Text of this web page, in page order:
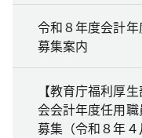
令和８年度会計
募集案内
【教育庁福利厚
会会計年度任用
募集（令和８年４